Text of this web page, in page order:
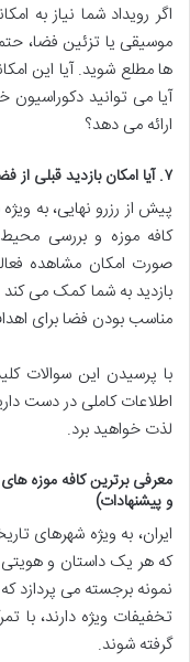
اگر رویداد شما نیاز به
موسیقی یا تزئین فضا،
ها مطلع شوید. آیا این
آیا می توانید دکوراسیون
ارائه می دهد؟
۷. آیا امکان بازدید قبلی از فضا برای برنامه ریزی بهتر وجود دارد؟
پیش از رزرو نهایی، به
کافه موزه و بررسی
صورت امکان مشاهده
بازدید به شما کمک می کند
مناسب بودن فضا برای
با پرسیدن این سوالات
اطلاعات کاملی در دست
لذت خواهید برد.
معرفی برترین کافه موزه
و پیشنهادات)
ایران، به ویژه شهرهای
که هر یک داستان و
نمونه برجسته می پردازد که
تخفیفات ویژه دارند، با
گرفته شوند.